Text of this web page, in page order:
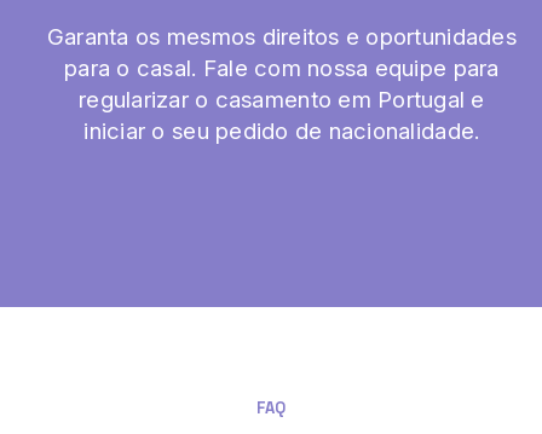
Garanta os mesmos direitos e oportunidades
para o casal. Fale com nossa equipe para
regularizar o casamento em Portugal e
iniciar o seu pedido de nacionalidade.
FAQ